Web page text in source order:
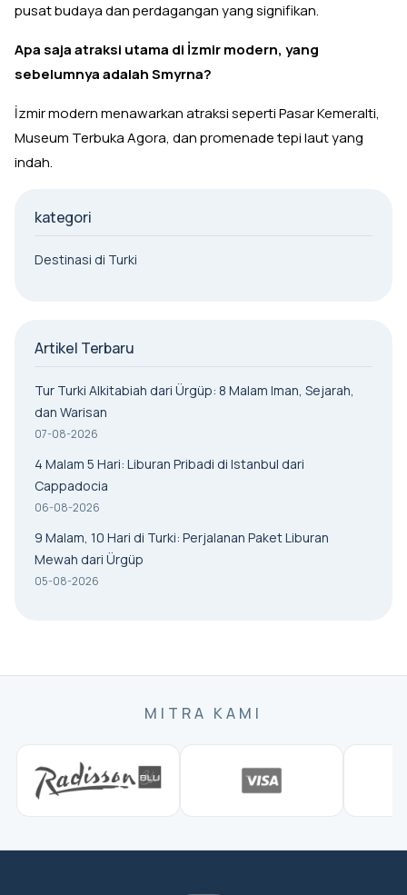
pusat budaya dan perdagangan yang signifikan.
Apa saja atraksi utama di İzmir modern, yang
sebelumnya adalah Smyrna?
İzmir modern menawarkan atraksi seperti Pasar Kemeralti,
Museum Terbuka Agora, dan promenade tepi laut yang
indah.
kategori
Destinasi di Turki
Artikel Terbaru
Tur Turki Alkitabiah dari Ürgüp: 8 Malam Iman, Sejarah,
dan Warisan
07-08-2026
4 Malam 5 Hari: Liburan Pribadi di Istanbul dari
Cappadocia
06-08-2026
9 Malam, 10 Hari di Turki: Perjalanan Paket Liburan
Mewah dari Ürgüp
05-08-2026
MITRA KAMI